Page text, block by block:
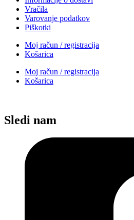
Vračila
Varovanje podatkov
Piškotki
Moj račun / registracija
Košarica
Moj račun / registracija
Košarica
Sledi nam